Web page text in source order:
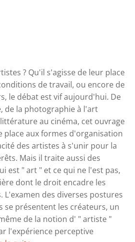
? Qu'il s'agisse de leur place
de travail, ou encore de
le débat est vif aujourd'hui. De
de la photographie à l'art
au cinéma, cet ouvrage
place aux formes d'organisation
des artistes à s'unir pour la
Mais il traite aussi des
est " art " et ce qui ne l'est pas,
dont le droit encadre les
des diverses postures
se présentent les créateurs, un
de la notion d' " artiste "
l'expérience perceptive